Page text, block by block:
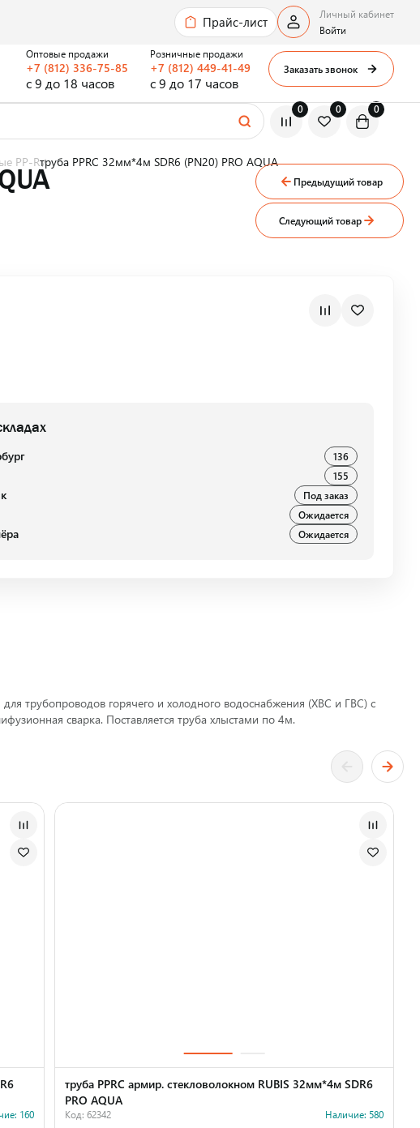
Прайс-лист
0 0 0
Оптовые продажи
+7 (812) 336-75-85
с 9 до 18 часов
Розничные продажи
+7 (812) 449-41-49
с 9 до 17 часов
Заказать звонок
Личный кабинет
Войти
PP-Rтруба PPRC 32мм*4м SDR6 (PN20) PRO AQUA
трубопроводов горячего и холодного водоснабжения (ХВС и ГВС) с
сварка. Поставляется труба хлыстами по 4м.
136
155
Под заказ
Ожидается
Ожидается
Предыдущий товар
Следующий товар
160
труба PPRC армир. стекловолокном RUBIS 32мм*4м SDR6
PRO AQUA
Код: 62342
Наличие: 580